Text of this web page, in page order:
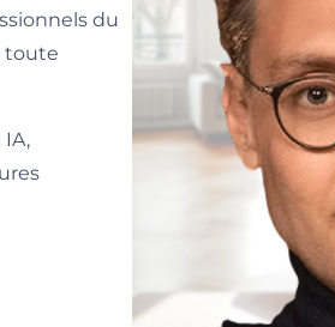
du
toute